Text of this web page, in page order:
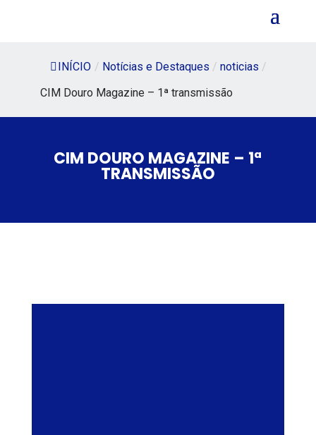
INÍCIO / Notícias e Destaques / noticias /
CIM Douro Magazine – 1ª transmissão
CIM DOURO MAGAZINE – 1ª
TRANSMISSÃO